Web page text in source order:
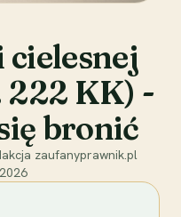
222 KK) -
bronić
zaufanyprawnik.pl